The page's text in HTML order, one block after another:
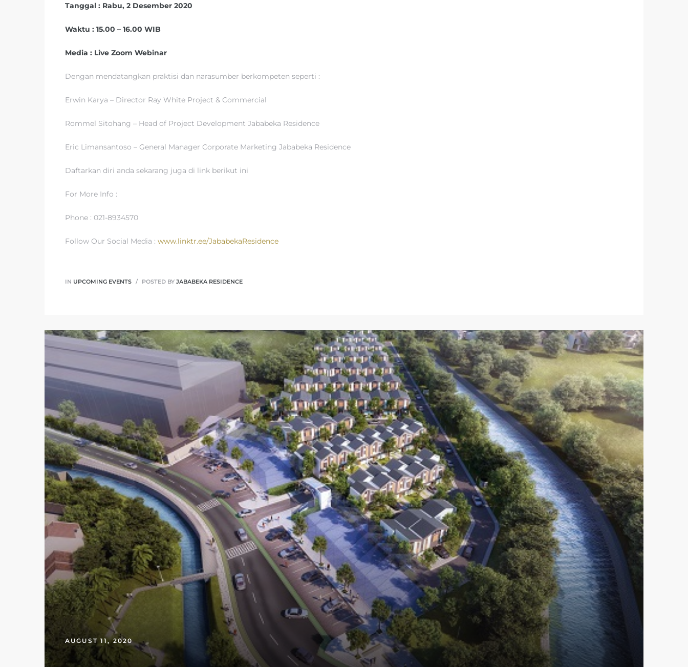
Tanggal : Rabu, 2 Desember 2020
Waktu : 15.00 – 16.00 WIB
Media : Live Zoom Webinar
Dengan mendatangkan praktisi dan narasumber berkompeten seperti :
Erwin Karya – Director Ray White Project & Commercial
Rommel Sitohang – Head of Project Development Jababeka Residence
Eric Limansantoso – General Manager Corporate Marketing Jababeka Residence
Daftarkan diri anda sekarang juga di link berikut ini
For More Info :
Phone : 021-8934570
Follow Our Social Media : www.linktr.ee/JababekaResidence
IN UPCOMING EVENTS POSTED BY JABABEKA RESIDENCE
AUGUST 11, 2020